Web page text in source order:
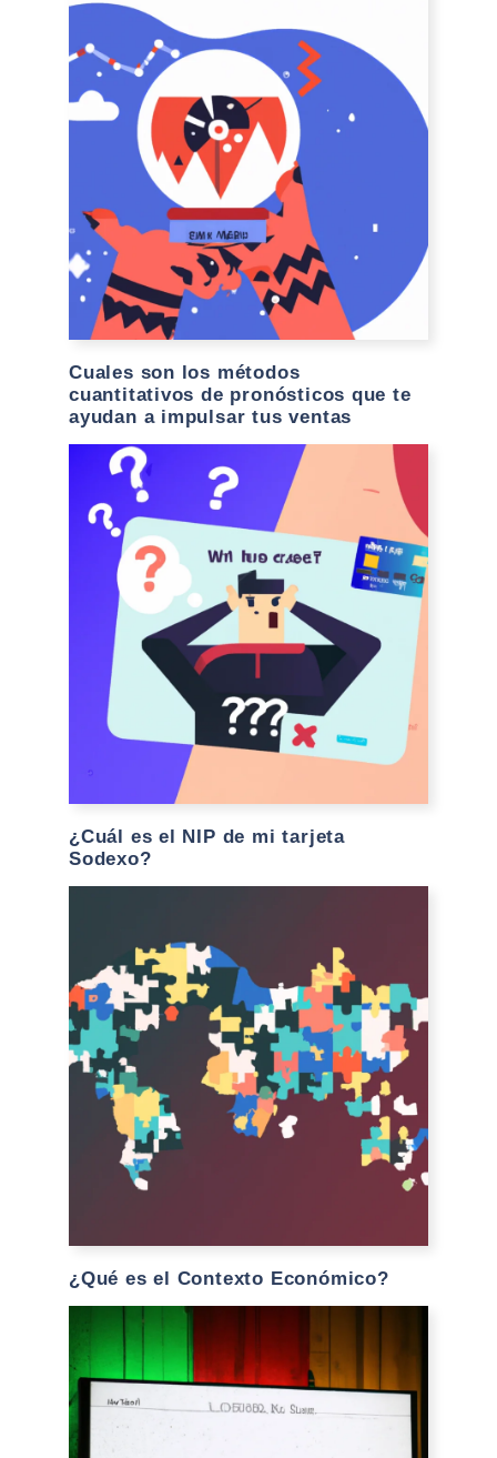
Cuales son los métodos
cuantitativos de pronósticos que te
ayudan a impulsar tus ventas
¿Cuál es el NIP de mi tarjeta
Sodexo?
¿Qué es el Contexto Económico?